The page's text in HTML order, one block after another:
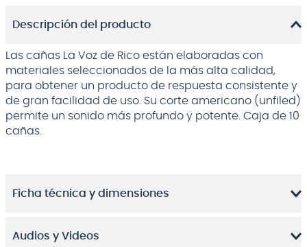
Descripción del producto
Las cañas La Voz de Rico están elaboradas con
materiales seleccionados de la más alta calidad,
para obtener un producto de respuesta consistente y
de gran facilidad de uso. Su corte americano (unfiled)
permite un sonido más profundo y potente. Caja de 10
cañas.
Ficha técnica y dimensiones
Audios y Videos